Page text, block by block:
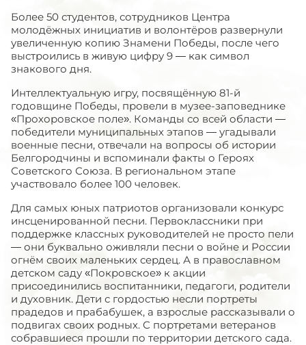
Более 50 студентов, сотрудников Центра
молодёжных инициатив и волонтёров развернули
увеличенную копию Знамени Победы, после чего
выстроились в живую цифру 9 — как символ
знакового дня.
Интеллектуальную игру, посвящённую 81-й
годовщине Победы, провели в музее-заповеднике
«Прохоровское поле». Команды со всей области —
победители муниципальных этапов — угадывали
военные песни, отвечали на вопросы об истории
Белгородчины и вспоминали факты о Героях
Советского Союза. В региональном этапе
участвовало более 100 человек.
Для самых юных патриотов организовали конкурс
инсценированной песни. Первоклассники при
поддержке классных руководителей не просто пели
— они буквально оживляли песни о войне и России
огнём своих маленьких сердец. А в православном
детском саду «Покровское» к акции
присоединились воспитанники, педагоги, родители
и духовник. Дети с гордостью несли портреты
прадедов и прабабушек, а взрослые рассказывали о
подвигах своих родных. С портретами ветеранов
собравшиеся прошли по территории детского сада.